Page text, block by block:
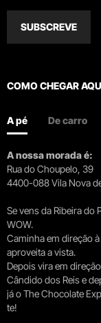
SUBSCREVE
COMO CHEGAR
A pé De carro
A nossa morada é:
Rua do Choupelo, 39
4400-088 Vila Nova
Se vens da Ribeira do
WOW.
Caminha em direção
aproveita a vista.
Depois vira em
Cândido dos Reis e
já o The Chocolate
te!